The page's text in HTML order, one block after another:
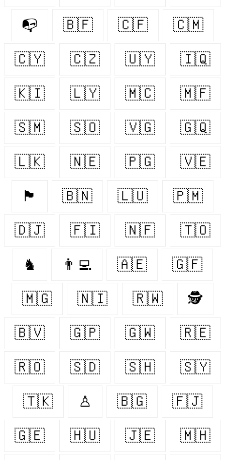
📭 🇧🇫 🇨🇫 🇨🇲
🇨🇾 🇨🇿 🇺🇾 🇮🇶
🇰🇮 🇱🇾 🇲🇨 🇲🇫
🇸🇲 🇸🇴 🇻🇬 🇬🇶
🇱🇰 🇳🇪 🇵🇬 🇻🇪
🏴󠁧󠁢󠁷󠁬󠁳󠁿 🇧🇳 🇱🇺 🇵🇲
🇩🇯 🇫🇮 🇳🇫 🇹🇴
♞ 👨‍💻 🇦🇪 🇬🇫
🇲🇬 🇳🇮 🇷🇼 🕵️
🇧🇻 🇬🇵 🇬🇼 🇷🇪
🇷🇴 🇸🇩 🇸🇭 🇸🇾
🇹🇰 ♙ 🇧🇬 🇫🇯
🇬🇪 🇭🇺 🇯🇪 🇲🇭